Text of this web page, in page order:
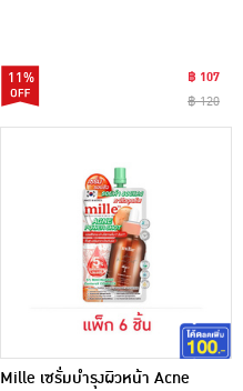
11%
฿ 107
฿ 120
Mille เซรั่มบำรุงผิวหน้า Acne